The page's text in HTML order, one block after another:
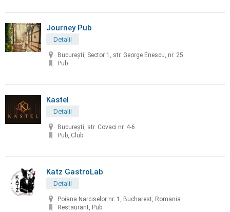
Journey Pub
Detalii
București, Sector 1, str. George Enescu, nr. 25
Pub
Kastel
Detalii
București, str. Covaci nr. 4-6
Pub, Club
Katz GastroLab
Detalii
Poiana Narciselor nr. 1, Bucharest, Romania
Restaurant, Pub